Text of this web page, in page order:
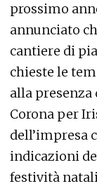
prossimo
annunciato
cantiere di
chieste le
alla
Corona per
dell’impresa
indicazioni
festività